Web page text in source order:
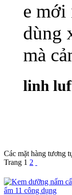
e mới
dùng
mà
linh
Các mặt hàng tương
Trang 1 2